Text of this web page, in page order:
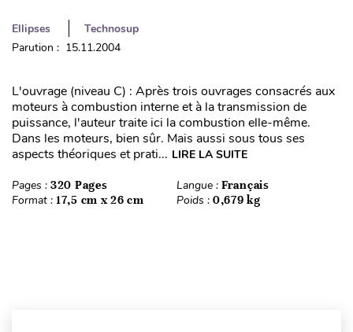
Ellipses
Technosup
Parution : 15.11.2004
L'ouvrage (niveau C) : Après trois ouvrages consacrés aux
moteurs à combustion interne et à la transmission de
puissance, l'auteur traite ici la combustion elle-même.
Dans les moteurs, bien sûr. Mais aussi sous tous ses
aspects théoriques et prati... LIRE LA SUITE
Pages : 320 Pages Langue : Français
Format : 17,5 cm x 26 cm Poids : 0,679 kg